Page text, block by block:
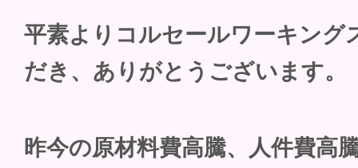
平素よりコルセールワーキング
だき、ありがとうございます。
昨今の原材料費高騰、人件費高